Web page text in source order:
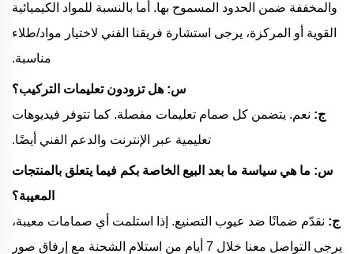
والمخففة ضمن الحدود المسموح بها. أما بالنسبة للمواد الكيميائية
القوية أو المركزة، يرجى استشارة فريقنا الفني لاختيار مواد/طلاء
مناسبة.
س: هل تزودون تعليمات التركيب؟
ج: نعم. يتضمن كل صمام تعليمات مفصلة. كما تتوفر فيديوهات
تعليمية عبر الإنترنت والدعم الفني أيضًا.
س: ما هي سياسة ما بعد البيع الخاصة بكم فيما يتعلق بالمنتجات
المعيبة؟
ج: نقدّم ضمانًا ضد عيوب التصنيع. إذا استلمت أي صمامات معيبة،
يرجى التواصل معنا خلال 7 أيام من استلام الشحنة مع إرفاق صور